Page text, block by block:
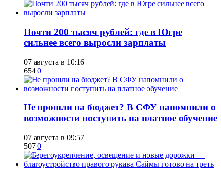
​Почти 200 тысяч рублей: где в Югре
сильнее всего выросли зарплаты
07 августа в 10:16
654 0
Не прошли на бюджет? В СФУ напомнили о
возможности поступить на платное обучение
07 августа в 09:57
507 0